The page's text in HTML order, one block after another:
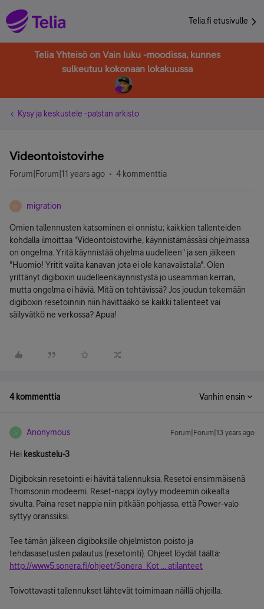
Telia.fi etusivulle
Telia Yhteisö on Vain luku -moodissa, kunnes
sulkeutuu kokonaan lokakuussa
Kysy ja keskustele -palstan arkisto
Videontoistovirhe
Forum|Forum|11 years ago 4 kommenttia
M migration
Omien tallennusten katsominen ei onnistu; kaikkien tallenteiden
kohdalla ilmoittaa "Videontoistovirhe, käynnistämässäsi ohjelmassa
on ongelma. Yritä käynnistää ohjelma uudelleen" ja sen jälkeen
"Huomio! Yritit valita kanavan jota ei ole kanavalistalla". Olen
yrittänyt digiboxin uudelleenkäynnistystä jo useamman kerran,
mutta ongelma ei häviä. Mitä on tehtävissä? Jos joudun tekemään
digiboxin resetoinnin niin hävittääkö se kaikki tallenteet vai
säilyvätkö ne verkossa? Apua!
4 kommenttia Vanhin ensin
A Anonymous Forum|Forum|13 years ago
Hei keskustelu-3
Digiboksin resetointi ei hävitä tallennuksia. Resetoi ensimmäisenä
Thomsonin modeemi. Reset-nappi löytyy modeemin oikealta
sivulta. Paina reset nappia niin pitkään pohjassa, että Power-valo
syttyy oranssiksi.
Tee tämän jälkeen digiboksille ohjelmiston poisto ja
tehdasasetusten palautus (resetointi). Ohjeet löydät täältä:
http://www5.sonera.fi/ohjeet/Sonera_Kot ... atilanteet
Toivottavasti tallennukset lähtevät toimimaan näillä ohjeilla.